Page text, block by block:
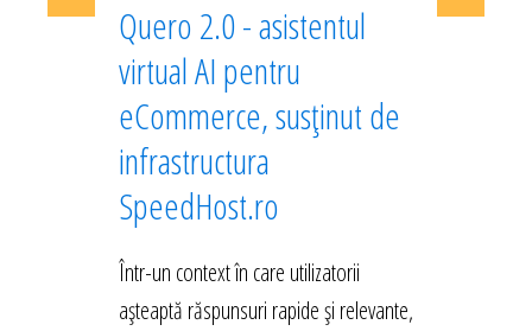
Quero 2.0 - asistentul
virtual AI pentru
eCommerce, susținut de
infrastructura
SpeedHost.ro
Într-un context în care utilizatorii
așteaptă răspunsuri rapide și relevante,